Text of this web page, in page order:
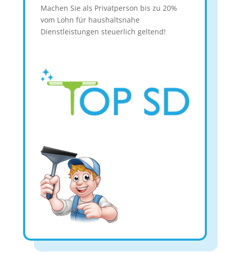
Machen Sie als Privatperson bis zu 20%
vom Lohn für haushaltsnahe
Dienstleistungen steuerlich geltend!